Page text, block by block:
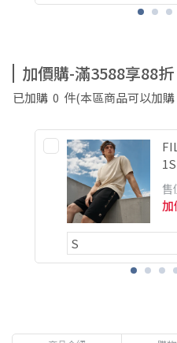
加價購-滿3588享88折
已加購 0 件(本區商品可以加購
售
加